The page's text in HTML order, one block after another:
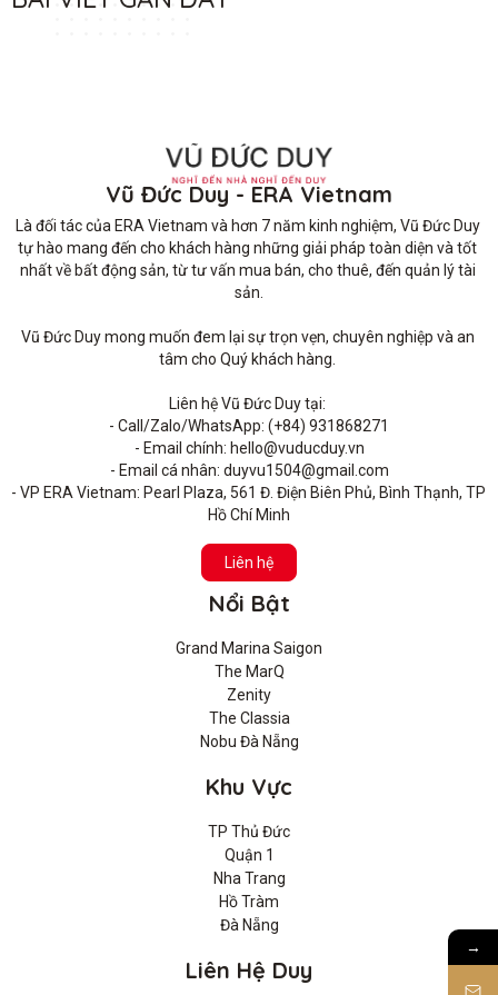
Vũ Đức Duy - ERA Vietnam
Là đối tác của ERA Vietnam và hơn 7 năm kinh nghiệm, Vũ Đức Duy
tự hào mang đến cho khách hàng những giải pháp toàn diện và tốt
nhất về bất động sản, từ tư vấn mua bán, cho thuê, đến quản lý tài
sản.
Vũ Đức Duy mong muốn đem lại sự trọn vẹn, chuyên nghiệp và an
tâm cho Quý khách hàng.
Liên hệ Vũ Đức Duy tại:
- Call/Zalo/WhatsApp: (+84) 931868271
- Email chính: hello@vuducduy.vn
- Email cá nhân: duyvu1504@gmail.com
- VP ERA Vietnam: Pearl Plaza, 561 Đ. Điện Biên Phủ, Bình Thạnh, TP
Hồ Chí Minh
Liên hệ
Nổi Bật
Grand Marina Saigon
The MarQ
Zenity
The Classia
Nobu Đà Nẵng
Khu Vực
TP Thủ Đức
Quận 1
Nha Trang
Hồ Tràm
Đà Nẵng
Liên Hệ Duy
→